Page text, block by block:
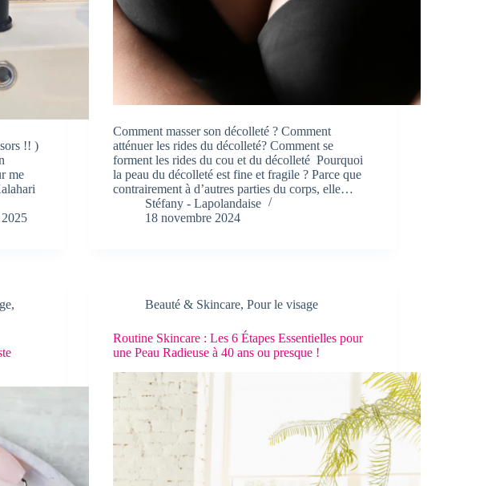
!! )
me
Comment masser son décolleté ? Comment
atténuer les rides du décolleté? Comment se
forment les rides du cou et du décolleté Pourquoi
la peau du décolleté est fine et fragile ? Parce que
contrairement à d’autres parties du corps, elle…
Stéfany - Lapolandaise
18 novembre 2024
,
Beauté & Skincare,Pour le visage
Routine Skincare : Les 6 Étapes Essentielles pour
une Peau Radieuse à 40 ans ou presque !